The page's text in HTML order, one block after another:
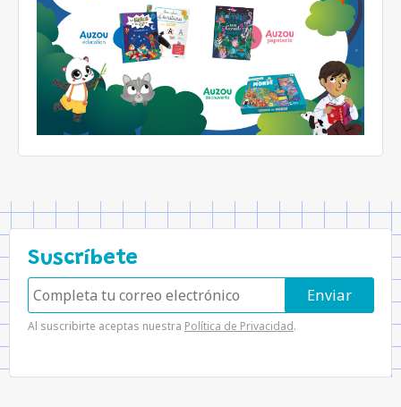
Suscríbete
Al suscribirte aceptas nuestra Política de Privacidad.